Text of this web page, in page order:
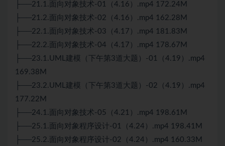
├──21.1.面向对象技术-01（4.16）.mp4 172.24M
├──21.2.面向对象技术-02（4.16）.mp4 162.28M
├──22.1.面向对象技术-03（4.17）.mp4 181.83M
├──22.2.面向对象技术-04（4.17）.mp4 178.67M
├──23.1.UML建模（下午第3道大题）-01（4.19）.mp4
169.38M
├──23.2.UML建模（下午第3道大题）-02（4.19）.mp4
177.22M
├──24.1.面向对象技术-05（4.21）.mp4 198.61M
├──25.1.面向对象程序设计-01（4.24）.mp4 198.41M
├──25.2.面向对象程序设计-02（4.24）.mp4 160.33M